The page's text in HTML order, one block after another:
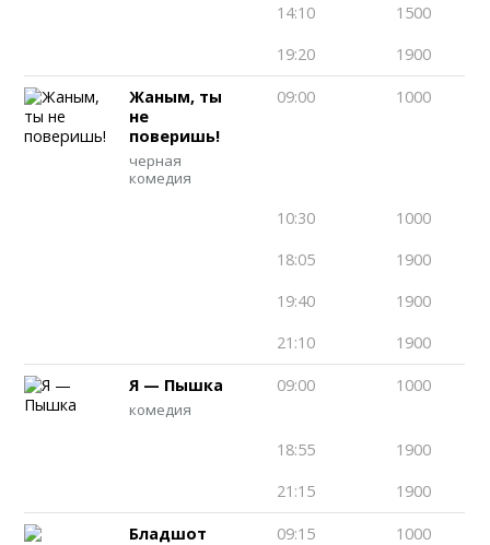
14:10
1500
19:20
1900
Жаным, ты
не
поверишь!
черная
комедия
09:00 1000
10:30
1000
18:05
1900
19:40
1900
21:10
1900
Я — Пышка
комедия
09:00 1000
18:55
1900
21:15
1900
Бладшот 09:15 1000